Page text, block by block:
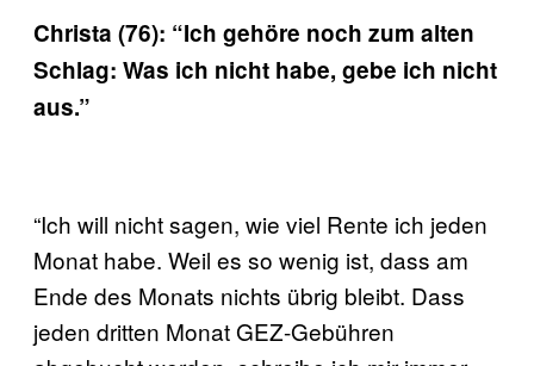
Christa (76): “Ich gehöre noch zum alten
Schlag: Was ich nicht habe, gebe ich nicht
aus.”
“Ich will nicht sagen, wie viel Rente ich jeden
Monat habe. Weil es so wenig ist, dass am
Ende des Monats nichts übrig bleibt. Dass
jeden dritten Monat GEZ-Gebühren